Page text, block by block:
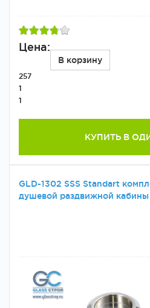
Цена:
В корзину
257
1
1
КУПИТЬ В
GLD-1302 SSS Standart
душевой раздвижной кабины